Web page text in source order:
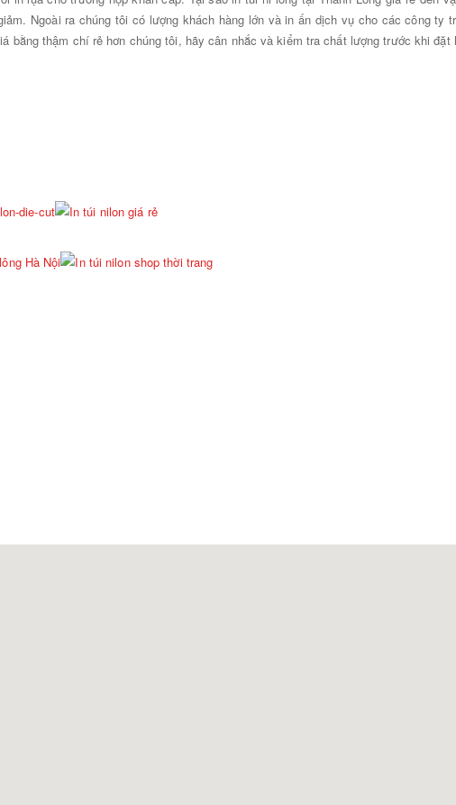
Ngoài ra chúng tôi có lượng khách hàng lớn và in ấn dịch vụ cho các công ty
thậm chí rẻ hơn chúng tôi, hãy cân nhắc và kiểm tra chất lượng trước khi đặt